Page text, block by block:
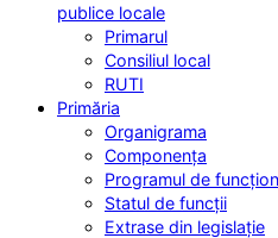
publice locale
Primarul
Consiliul local
RUTI
Primăria
Organigrama
Componența
Programul de
Statul de funcții
Extrase din legislație